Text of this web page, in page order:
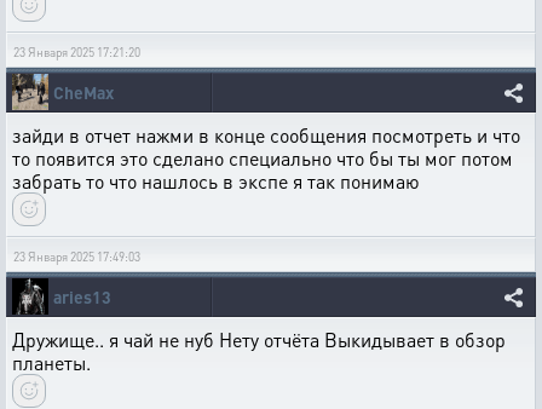
23 Января 2025 17:21:20
CheMax
зайди в отчет нажми в конце сообщения посмотреть и что
то появится это сделано специально что бы ты мог потом
забрать то что нашлось в экспе я так понимаю
23 Января 2025 17:49:03
aries13
Дружище.. я чай не нуб Нету отчёта Выкидывает в обзор
планеты.